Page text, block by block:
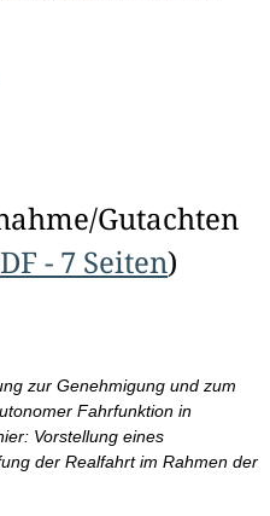
Gutachten
- 7 Seiten)
zur Genehmigung und zum
Fahrfunktion in
Vorstellung eines
der Realfahrt im Rahmen der